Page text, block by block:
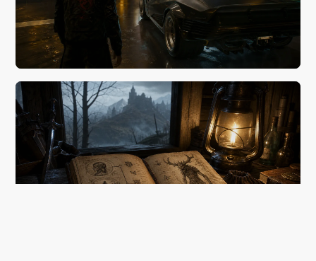
ТАКТИКИ И ПРОХОЖДЕНИЯ
Быстро открыть все машины в Cyberpunk 2077 без
читов